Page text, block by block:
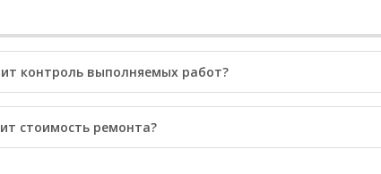
контроль выполняемых работ?
стоимость ремонта?